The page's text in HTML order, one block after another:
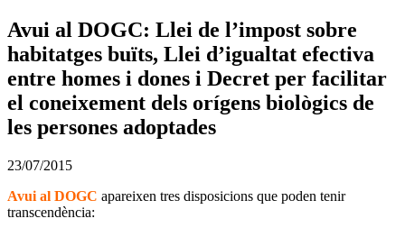
Avui al DOGC: Llei de l’impost sobre
habitatges buïts, Llei d’igualtat efectiva
entre homes i dones i Decret per facilitar
el coneixement dels orígens biològics de
les persones adoptades
23/07/2015
Avui al DOGC apareixen tres disposicions que poden tenir
transcendència: